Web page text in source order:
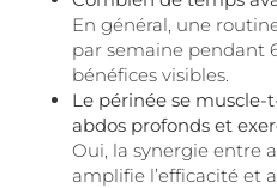
En général, une
par semaine pendant
bénéfices visibles.
Le périnée se
abdos profonds et
Oui, la synergie entre
amplifie l’efficacité et